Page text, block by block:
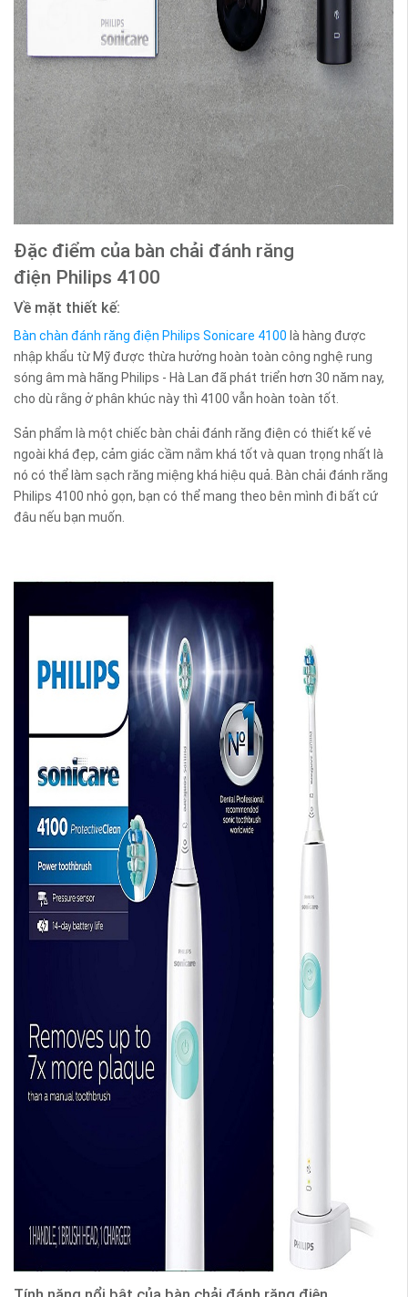
Đặc điểm của bàn chải đánh răng
điện Philips 4100
Về mặt thiết kế:
Bàn chàn đánh răng điện Philips Sonicare 4100 là hàng được
nhập khẩu từ Mỹ được thừa hưởng hoàn toàn công nghệ rung
sóng âm mà hãng Philips - Hà Lan đã phát triển hơn 30 năm nay,
cho dù rằng ở phân khúc này thì 4100 vẫn hoàn toàn tốt.
Sản phẩm là một chiếc bàn chải đánh răng điện có thiết kế vẻ
ngoài khá đẹp, cảm giác cầm nắm khá tốt và quan trọng nhất là
nó có thể làm sạch răng miệng khá hiệu quả. Bàn chải đánh răng
Philips 4100 nhỏ gọn, bạn có thể mang theo bên mình đi bất cứ
đâu nếu bạn muốn.